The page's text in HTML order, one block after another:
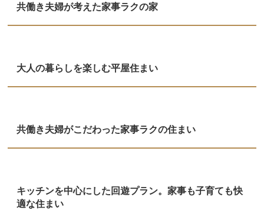
共働き夫婦が考えた家事ラクの家
大人の暮らしを楽しむ平屋住まい
共働き夫婦がこだわった家事ラクの住まい
キッチンを中心にした回遊プラン。家事も子育ても快
適な住まい